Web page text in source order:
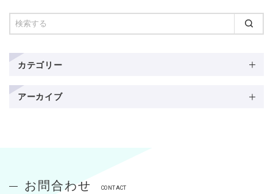
カテゴリー
アーカイブ
お問合わせ CONTACT